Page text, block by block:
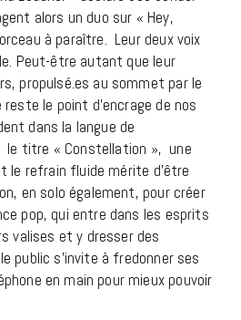
alors un duo sur « Hey,
à paraître. Leur deux voix
Peut-être autant que leur
propulsé.es au sommet par le
le point d’encrage de nos
dans la langue de
le titre « Constellation », une
le refrain fluide mérite d’être
en solo également, pour créer
pop, qui entre dans les esprits
valises et y dresser des
public s’invite à fredonner ses
en main pour mieux pouvoir